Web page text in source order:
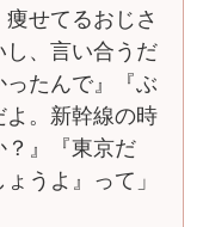
せてるおじさ
し、言い合うだ
たんで』『ぶ
。新幹線の時
？』『東京だ
うよ』って」